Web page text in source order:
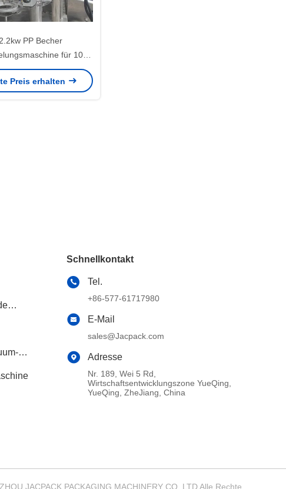
2.2kw PP Becher
für 100-
Milchtee Verpackung
Preis erhalten
Schnellkontakt
Tel.
+86-577-61717980
E-Mail
sales@Jacpack.com
Adresse
Nr. 189, Wei 5 Rd,
Wirtschaftsentwicklungszone YueQing,
YueQing, ZheJiang, China
JACPACK PACKAGING MACHINERY CO.,LTD Alle Rechte